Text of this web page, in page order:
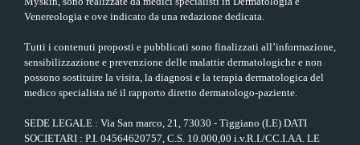
Venereologia e ove indicato da una redazione dedicata.
Tutti i contenuti proposti e pubblicati sono finalizzati all’informazione,
sensibilizzazione e prevenzione delle malattie dermatologiche e non
possono sostituire la visita, la diagnosi e la terapia dermatologica del
medico specialista né il rapporto diretto dermatologo-paziente.
SEDE LEGALE : Via San marco, 21, 73030 - Tiggiano (LE) DATI
SOCIETARI : P.I. 04564620757, C.S. 10.000,00 i.v.R.I./CC.I.AA. LE